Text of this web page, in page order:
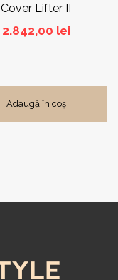
Cover Lifter II
2.842,00 lei
Adaugă în coș